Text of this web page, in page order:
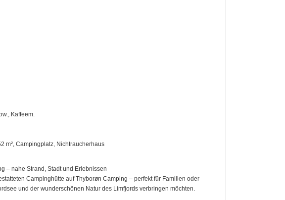
Kaffeem.
m², Campingplatz, Nichtraucherhaus
– nahe Strand, Stadt und Erlebnissen
Campinghütte auf Thyborøn Camping – perfekt für Familien oder
und der wunderschönen Natur des Limfjords verbringen möchten.